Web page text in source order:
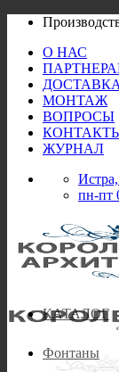
Skip
contentО НАС
ДОСТАВКА
МОНТАЖ
ВОПРОСЫ
ЖУРНАЛ
пн-пт
КАТАЛОГ
Фонтаны